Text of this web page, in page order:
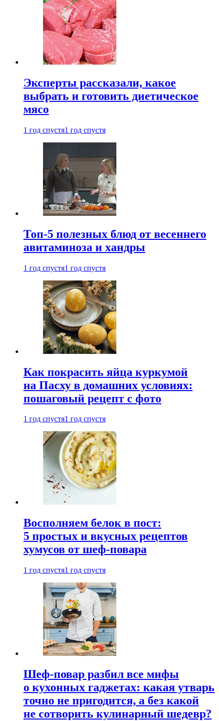
Эксперты рассказали, какое
выбрать и готовить диетическое
мясо
1 год спустя1 год спустя
Топ-5 полезных блюд от весеннего
авитаминоза и хандры
1 год спустя1 год спустя
Как покрасить яйца куркумой
на Пасху в домашних условиях:
пошаговый рецепт с фото
1 год спустя1 год спустя
Восполняем белок в пост:
5 простых и вкусных рецептов
хумусов от шеф-повара
1 год спустя1 год спустя
Шеф-повар разбил все мифы
о кухонных гаджетах: какая утварь
точно не пригодится, а без какой
не сотворить кулинарный шедевр?